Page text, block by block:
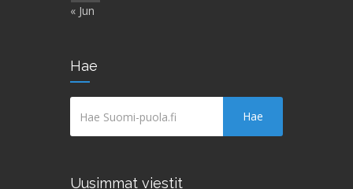
« Jun
Hae
Hae
Uusimmat viestit